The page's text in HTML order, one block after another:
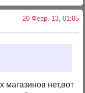
20 Февр. 13, 01:05
нет,вот